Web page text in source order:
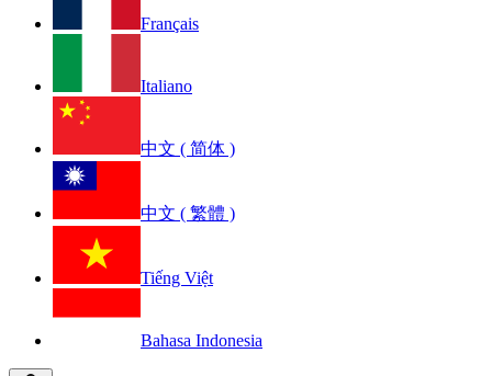
Français
Italiano
中文 ( 简体 )
中文 ( 繁體 )
Tiếng Việt
Bahasa Indonesia